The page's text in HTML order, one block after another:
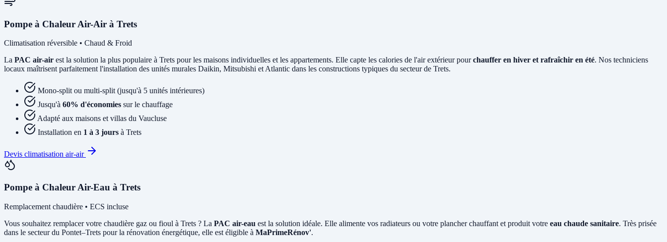
Pompe à Chaleur Air-Air à Trets
Climatisation réversible • Chaud & Froid
La PAC air-air est la solution la plus populaire à Trets pour les maisons individuelles et les appartements. Elle capte les calories de l'air extérieur pourchauffer en hiver et rafraîchir en été. Nos techniciens
locaux maîtrisent parfaitement l'installation des unités murales Daikin, Mitsubishi et Atlantic dans les constructions typiques du secteur de Trets.
Mono-split ou multi-split (jusqu'à 5 unités intérieures)
Jusqu'à 60% d'économies sur le chauffage
Adapté aux maisons et villas du Vaucluse
Installation en 1 à 3 jours à Trets
Devis climatisation air-air
Pompe à Chaleur Air-Eau à Trets
Remplacement chaudière • ECS incluse
Vous souhaitez remplacer votre chaudière gaz ou fioul à Trets ? La PAC air-eau est la solution idéale. Elle alimente vos radiateurs ou votre plancher chauffant et produit votre eau chaude sanitaire. Très prisée
dans le secteur du Pontet–Trets pour la rénovation énergétique, elle est éligible à MaPrimeRénov'.